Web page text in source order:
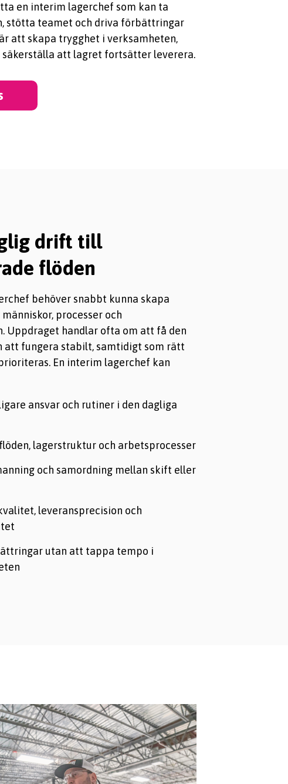
en interim lagerchef som kan ta
stötta teamet och driva förbättringar
att skapa trygghet i verksamheten,
säkerställa att lagret fortsätter leverera.
drift till
flöden
behöver snabbt kunna skapa
processer och
Uppdraget handlar ofta om att få den
att fungera stabilt, samtidigt som rätt
En interim lagerchef kan
ansvar och rutiner i den dagliga
lagerstruktur och arbetsprocesser
och samordning mellan skift eller
leveransprecision och
utan att tappa tempo i